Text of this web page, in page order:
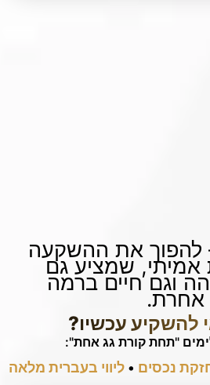
להפוך את ההשקעה
אמיתי, שמציע גם
וגם חיים ברמה
אחרת.
להשקיע עכשיו?
"תחת קורת גג אחת":
נכסים • ליווי בעברית מלאה